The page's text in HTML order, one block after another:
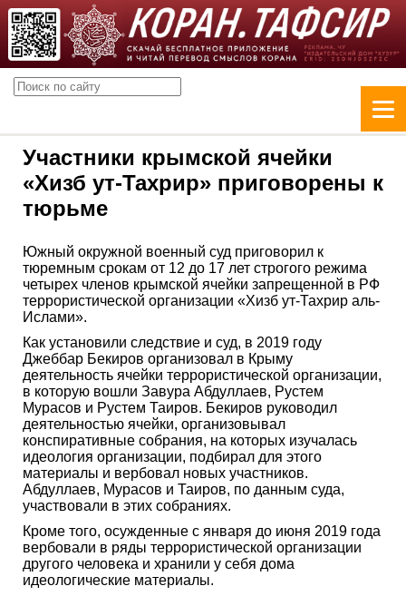
Участники крымской ячейки
«Хизб ут-Тахрир» приговорены к
тюрьме
Южный окружной военный суд приговорил к
тюремным срокам от 12 до 17 лет строгого режима
четырех членов крымской ячейки запрещенной в РФ
террористической организации «Хизб ут-Тахрир аль-
Ислами».
Как установили следствие и суд, в 2019 году
Джеббар Бекиров организовал в Крыму
деятельность ячейки террористической организации,
в которую вошли Завура Абдуллаев, Рустем
Мурасов и Рустем Таиров. Бекиров руководил
деятельностью ячейки, организовывал
конспиративные собрания, на которых изучалась
идеология организации, подбирал для этого
материалы и вербовал новых участников.
Абдуллаев, Мурасов и Таиров, по данным суда,
участвовали в этих собраниях.
Кроме того, осужденные с января до июня 2019 года
вербовали в ряды террористической организации
другого человека и хранили у себя дома
идеологические материалы.